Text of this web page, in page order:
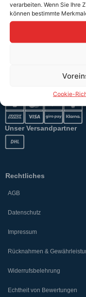
verarbeiten. Wenn Sie Ihre
können bestimmte
Cookie-
Widerrufsbelehrung
Rücknahmen &
Erklärung §12 Abs. 3 UStG
Unser Versandpartner
Rechtliches
AGB
Datenschutz
Impressum
Rücknahmen &
Widerrufsbelehrung
Echtheit von Bewertungen